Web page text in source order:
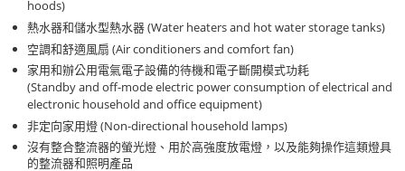
hoods)
熱水器和儲水型熱水器 (Water heaters and hot water storage tanks)
空調和舒適風扇 (Air conditioners and comfort fan)
家用和辦公用電氣電子設備的待機和電子斷開模式功耗
(Standby and off-mode electric power consumption of electrical and
electronic household and office equipment)
非定向家用燈 (Non-directional household lamps)
沒有整合整流器的螢光燈、用於高強度放電燈，以及能夠操作這類燈具
的整流器和照明產品